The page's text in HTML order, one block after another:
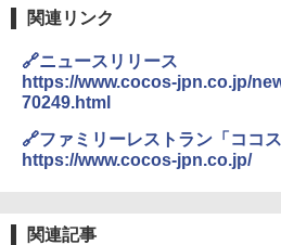
ーム調理 フラ
能 自動メニュ
￥26,130
4
関連リンク
🔗ニュースリリース
https://www.cocos-jpn.co.jp/
70249.html
🔗ファミリーレストラン「ココス
https://www.cocos-jpn.co.jp/
関連記事